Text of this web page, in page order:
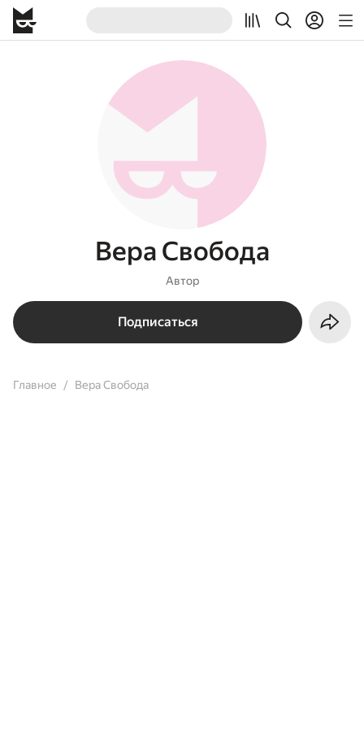
Вера Свобода
Автор
Подписаться
Главное Вера Свобода